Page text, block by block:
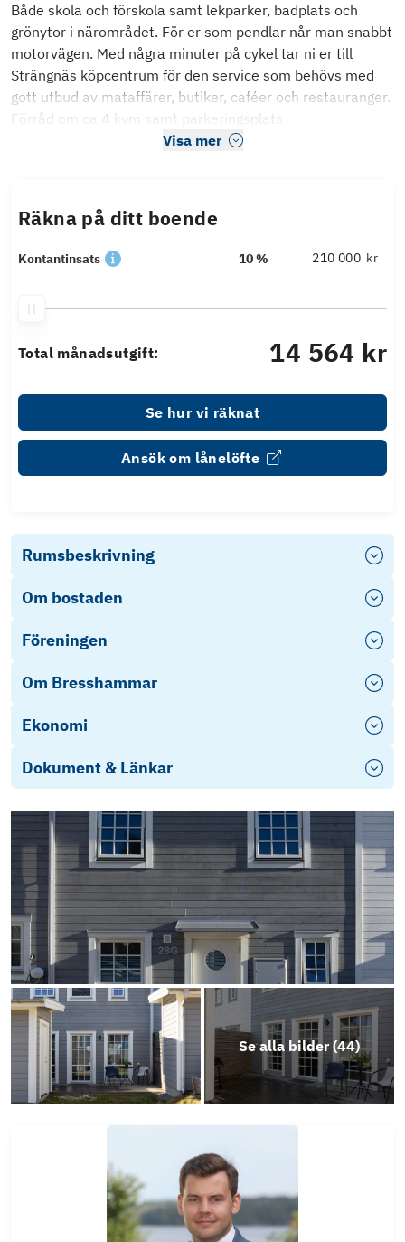
Både skola och förskola samt lekparker, badplats och
grönytor i närområdet. För er som pendlar når man snabbt
motorvägen. Med några minuter på cykel tar ni er till
Strängnäs köpcentrum för den service som behövs med
gott utbud av mataffärer, butiker, caféer och restauranger.
Förråd om ca 4 kvm samt parkeringsplats
Visa mer
Räkna på ditt boende
Kontantinsats 10 % kr
Total månadsutgift: 14 564 kr
Se hur vi räknat
Ansök om lånelöfte
Rumsbeskrivning
Om bostaden
Föreningen
Om Bresshammar
Ekonomi
Dokument & Länkar
Brf Bresshammaren 2 Årsredovisning 2025
Se alla bilder (44)